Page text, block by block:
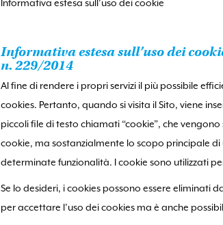
Informativa estesa sull’uso dei cookie
Informativa estesa sull’uso dei
n. 229/2014
Al fine di rendere i propri servizi il più possibile
cookies. Pertanto, quando si visita il Sito, viene
piccoli file di testo chiamati “cookie”, che
cookie, ma sostanzialmente lo scopo principale
determinate funzionalità. I cookie sono utilizzati
Se lo desideri, i cookies possono essere
per accettare l’uso dei cookies ma è anche